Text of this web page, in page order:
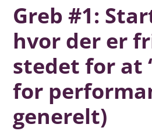
Greb #1:
hvor der er
stedet for at
for
generelt)